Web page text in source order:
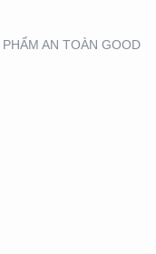
AN TOÀN GOOD